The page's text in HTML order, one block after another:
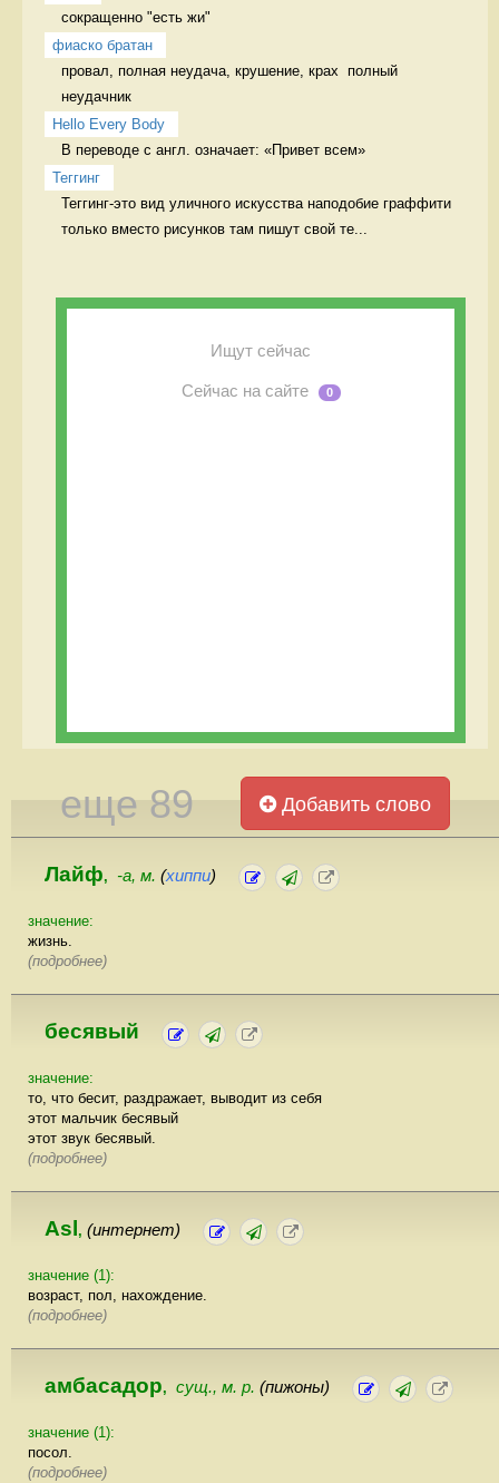
сокращенно "есть жи"
фиаско братан
провал, полная неудача, крушение, крах  полный
неудачник
Hello Every Body
В переводе с англ. означает: «Привет всем»
Теггинг
Теггинг-это вид уличного искусства наподобие граффити
только вместо рисунков там пишут свой те...
Ищут сейчас
Сейчас на сайте 0
еще 89 Добавить слово
Лайф, -а, м. (хиппи)
значение:
жизнь.
(подробнее)
бесявый
значение:
то, что бесит, раздражает, выводит из себя
этот мальчик бесявый
этот звук бесявый.
(подробнее)
Asl , (интернет)
значение (1):
возраст, пол, нахождение.
(подробнее)
амбасадор, сущ., м. р. (пижоны)
значение (1):
посол.
(подробнее)